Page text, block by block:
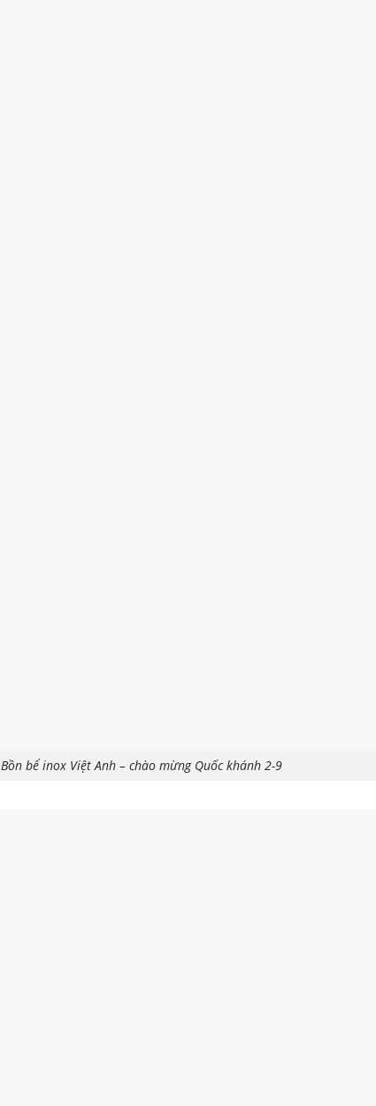
Bồn bể inox Việt Anh – chào mừng Quốc khánh 2-9